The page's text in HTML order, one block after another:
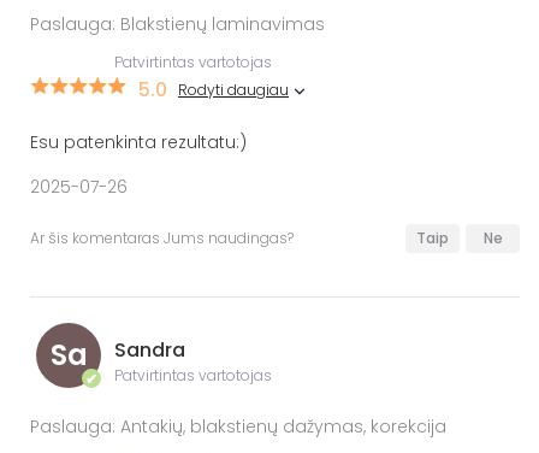
Paslauga: Blakstienų laminavimas
Patvirtintas vartotojas
5.0 Rodyti daugiau
Esu patenkinta rezultatu:)
2025-07-26
Ar šis komentaras Jums naudingas? Taip Ne
Sa
✔
Sandra
Patvirtintas vartotojas
Paslauga: Antakių, blakstienų dažymas, korekcija